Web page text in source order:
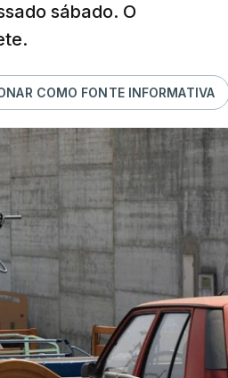
sábado. O
COMO FONTE INFORMATIVA